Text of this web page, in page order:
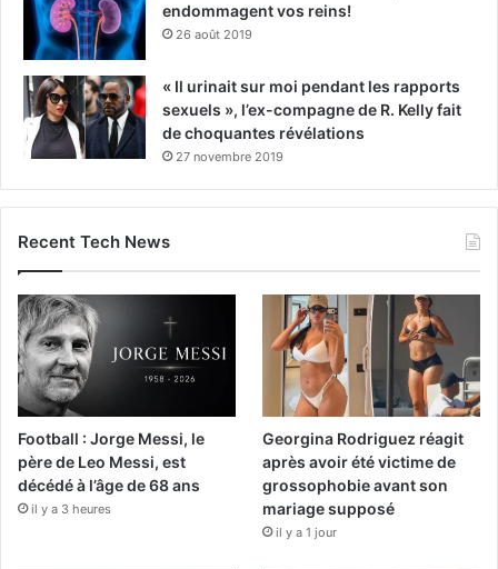
endommagent vos reins!
26 août 2019
« Il urinait sur moi pendant les rapports
sexuels », l’ex-compagne de R. Kelly fait
de choquantes révélations
27 novembre 2019
Recent Tech News
Football : Jorge Messi, le
père de Leo Messi, est
décédé à l’âge de 68 ans
il y a 3 heures
Georgina Rodriguez réagit
après avoir été victime de
grossophobie avant son
mariage supposé
il y a 1 jour